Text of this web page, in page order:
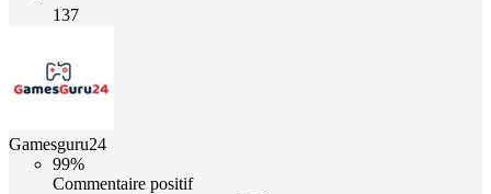
137
Gamesguru24
99%
Commentaire positif